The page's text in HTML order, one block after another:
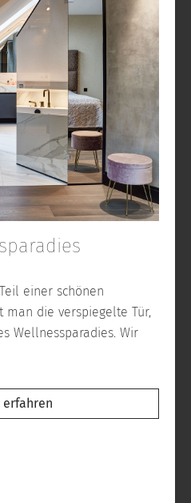
einer schönen
man die verspiegelte Tür,
Wellnessparadies. Wir
erfahren